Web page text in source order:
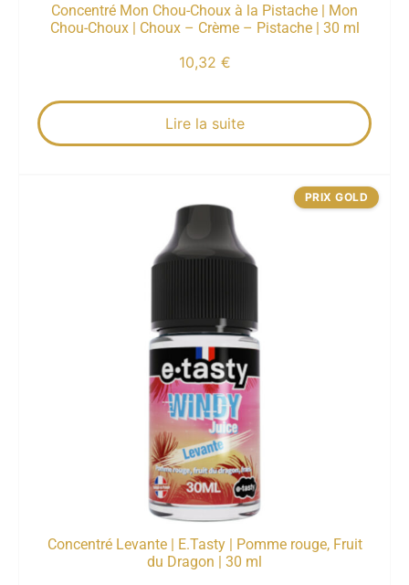
Concentré Mon Chou-Choux à la Pistache | Mon
Chou-Choux | Choux – Crème – Pistache | 30 ml
10,32 €
Lire la suite
Concentré Levante | E.Tasty | Pomme rouge, Fruit
du Dragon | 30 ml
PRIX GOLD